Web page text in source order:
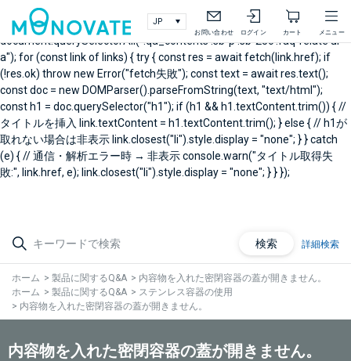
document.addEventListener("DOMContentLoaded", async () => { // 製
品Q&A右メニュー関連Q&A const links =
document.querySelectorAll(".qa_contents .sb-p .sb-25c .faq-relate ul
a"); for (const link of links) { try { const res = await fetch(link.href); if
(!res.ok) throw new Error("fetch失敗"); const text = await res.text();
const doc = new DOMParser().parseFromString(text, "text/html");
const h1 = doc.querySelector("h1"); if (h1 && h1.textContent.trim()) { //
タイトルを挿入 link.textContent = h1.textContent.trim(); } else { // h1が
取れない場合は非表示 link.closest("li").style.display = "none"; } } catch
(e) { // 通信・解析エラー時 → 非表示 console.warn("タイトル取得失
敗:", link.href, e); link.closest("li").style.display = "none"; } } });
お問い合わせ ログイン カート メニュー
検索 詳細検索
ホーム > 製品に関するQ&A > 内容物を入れた密閉容器の蓋が開きません。
ホーム > 製品に関するQ&A > ステンレス容器の使用
> 内容物を入れた密閉容器の蓋が開きません。
内容物を入れた密閉容器の蓋が開きません。